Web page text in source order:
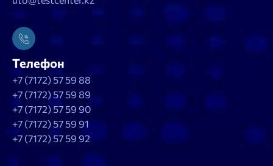
Телефон
+7 (7172) 57 59 88
+7 (7172) 57 59 89
+7 (7172) 57 59 90
+7 (7172) 57 59 91
+7 (7172) 57 59 92